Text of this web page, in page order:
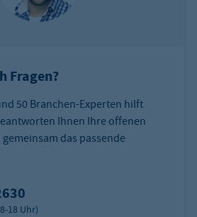
Fragen?
50 Branchen-Experten hilft
Ihnen Ihre offenen
das passende
18 Uhr)